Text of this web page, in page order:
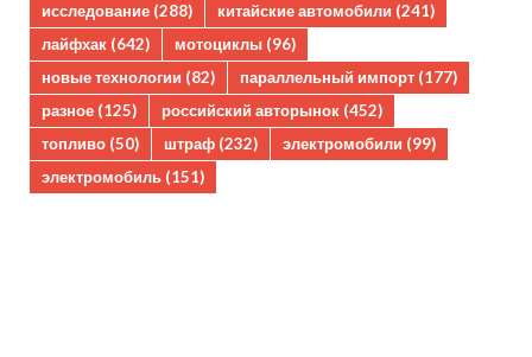
исследование (288) китайские автомобили (241)
лайфхак (642) мотоциклы (96)
новые технологии (82) параллельный импорт (177)
разное (125) российский авторынок (452)
топливо (50) штраф (232) электромобили (99)
электромобиль (151)